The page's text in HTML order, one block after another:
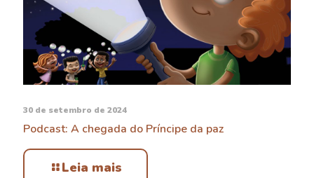
30 de setembro de 2024
Podcast: A chegada do Príncipe da paz
Leia mais